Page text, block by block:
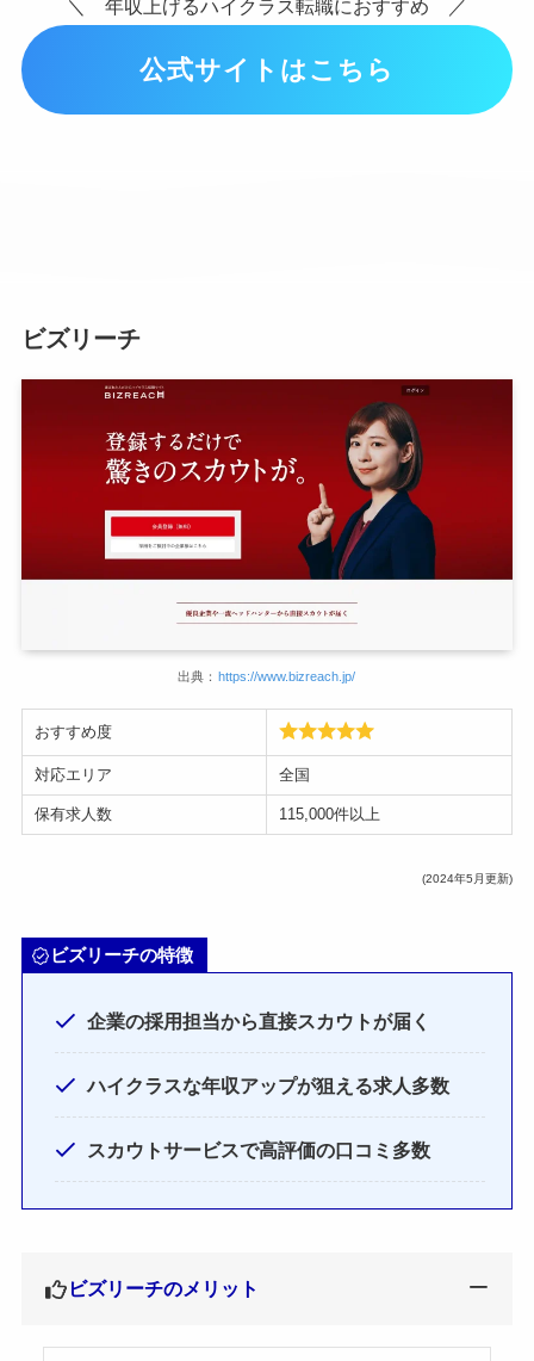
＼ 年収上げるハイクラス転職におすすめ ／
公式サイトはこちら
ビズリーチ
出典： https://www.bizreach.jp/
おすすめ度
対応エリア 全国
保有求人数 115,000件以上
(2024年5月更新)
ビズリーチの特徴
企業の採用担当から直接スカウトが届く
ハイクラスな年収アップが狙える求人多数
スカウトサービスで高評価の口コミ多数
ビズリーチのメリット